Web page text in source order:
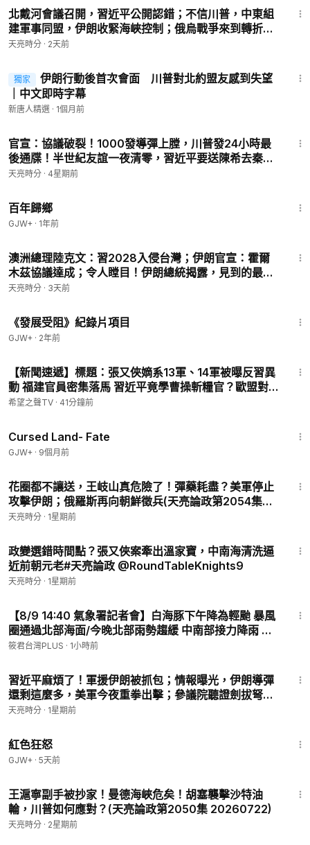
🔥‣‣《笑談風雲》（全五冊）簽名實體書購買：https://shorturl.a
t/PvTjE
🔥‣‣購買眼貼：
🔥‣‣《中华文明史》簽名實體書購買：https://shorturl.at/YhjV4
🔥‣‣章天亮会员网：
🔥一鍵翻牆捐款連結👉：
​‣‣ 推特 ►https://twitter.com/zhangtianliang
北戴河會議召開，習近平公開認錯；不信川普，中東組
建軍事同盟，伊朗收緊海峽控制；俄烏戰爭來到轉折點
(天亮論政第2065集 20260806)
天亮時分 · 2天前
獨家
伊朗行動後首次會面 川普對北約盟友感到失望
｜中文即時字幕
新唐人精選 · 1個月前
官宣：協議破裂！1000發導彈上膛，川普發24小時最
後通牒！半世紀友誼一夜清零，習近平要送陳希去秦
城？(天亮論政第2039集 20260711) 指月閒談 #章天
天亮時分 · 4星期前
百年歸鄉
GJW+ · 1年前
澳洲總理陸克文：習2028入侵台灣；伊朗官宣：霍爾
木茲協議達成；令人瞠目！伊朗總統揭露，見到的最高
領袖真相(天亮論政第2064集 20260805)
天亮時分 · 3天前
《發展受阻》紀錄片項目
GJW+ · 2年前
【新聞速遞】標題：張又俠嫡系13軍、14軍被曝反習異
動 福建官員密集落馬 習近平竟學曹操斬糧官？歐盟對中
祭硬手：穿透制裁中共供應鏈！【新聞速遞】
希望之聲TV · 41分鐘前
Cursed Land- Fate
GJW+ · 9個月前
花圈都不讓送，王岐山真危險了！彈藥耗盡？美軍停止
攻擊伊朗；俄羅斯再向朝鮮徵兵(天亮論政第2054集
20260726)
天亮時分 · 1星期前
政變選錯時間點？張又俠案牽出溫家寶，中南海清洗逼
近前朝元老#天亮論政 @RoundTableKnights9 ​
天亮時分 · 1星期前
【8/9 14:40 氣象署記者會】白海豚下午降為輕颱 暴風
圈通過北部海面/今晚北部雨勢趨緩 中南部接力降雨 海
警最快明晨解除
筱君台灣PLUS · 1小時前
習近平麻煩了！軍援伊朗被抓包；情報曝光，伊朗導彈
還剩這麼多，美軍今夜重拳出擊；參議院聽證劍拔弩
張，福奇面臨起訴(天亮論政第2057集 20260729)
天亮時分 · 1星期前
紅色狂怒
GJW+ · 5天前
王滬寧副手被抄家！曼德海峽危矣！胡塞襲擊沙特油
輪，川普如何應對？(天亮論政第2050集 20260722)
天亮時分 · 2星期前